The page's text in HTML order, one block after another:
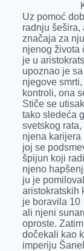
Uz pomoć
radnju šešira,
značaja za
njenog života
je u
upoznao je
njegove
kontroli, ona
Stiče se
tako sledeća
svetskog
njena karijera
joj se
špijun koji
njeno
ju je
aristokratskih
je boravila 10
ali njeni
oproste.
dočekali kao
imperiju